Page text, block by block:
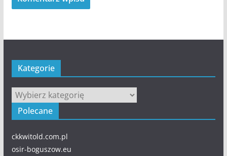
Kategorie
Kategorie
Polecane
ckkwitold.com.pl
osir-boguszow.eu